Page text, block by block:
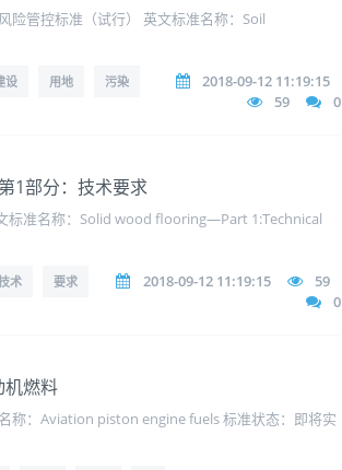
险管控标准（试行） 英文标准名称：Soil
设 用地 污染
2018-09-12 11:19:15
59
0
1部分：技术要求
标准名称：Solid wood flooring—Part 1:Technical
术 要求 2018-09-12 11:19:15
59
0
机燃料
称：Aviation piston engine fuels 标准状态：即将实